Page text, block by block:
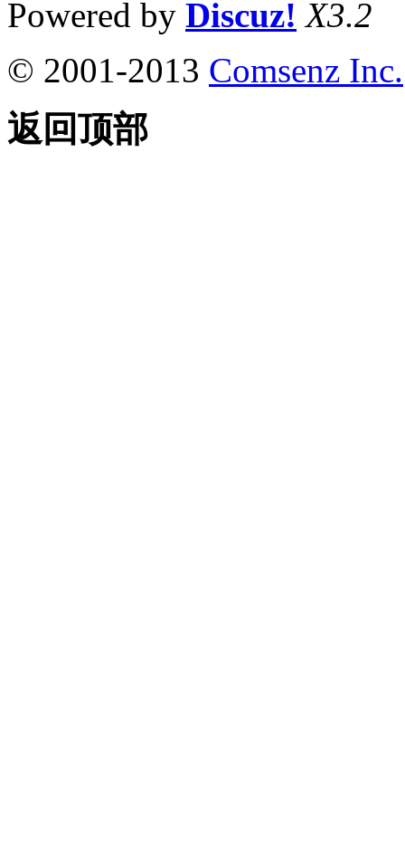
Powered by Discuz! X3.2
© 2001-2013 Comsenz Inc.
返回顶部